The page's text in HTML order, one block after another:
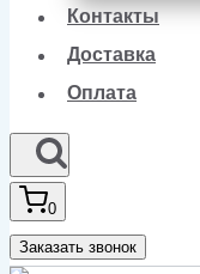
Контакты
Доставка
Оплата
0
Заказать звонок